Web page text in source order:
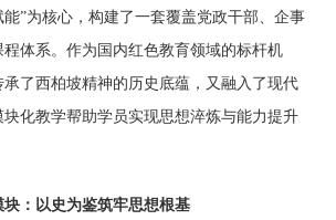
能”为核心，构建了一套覆盖党政干部、企事
体系。作为国内红色教育领域的标杆机
了西柏坡精神的历史底蕴，又融入了现代
化教学帮助学员实现思想淬炼与能力提升
块：以史为鉴筑牢思想根基‌